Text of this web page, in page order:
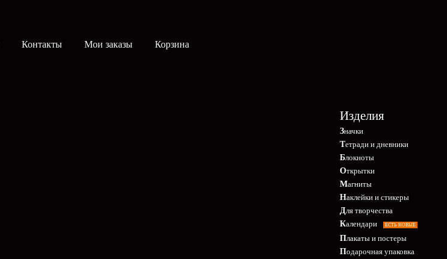
Контакты Мои заказы Корзина
Изделия
Значки
Тетради и дневники
Блокноты
Открытки
Магниты
Наклейки и стикеры
Для творчества
Календари
ЕСТЬ НОВЫЕ
Плакаты и постеры
Подарочная упаковка